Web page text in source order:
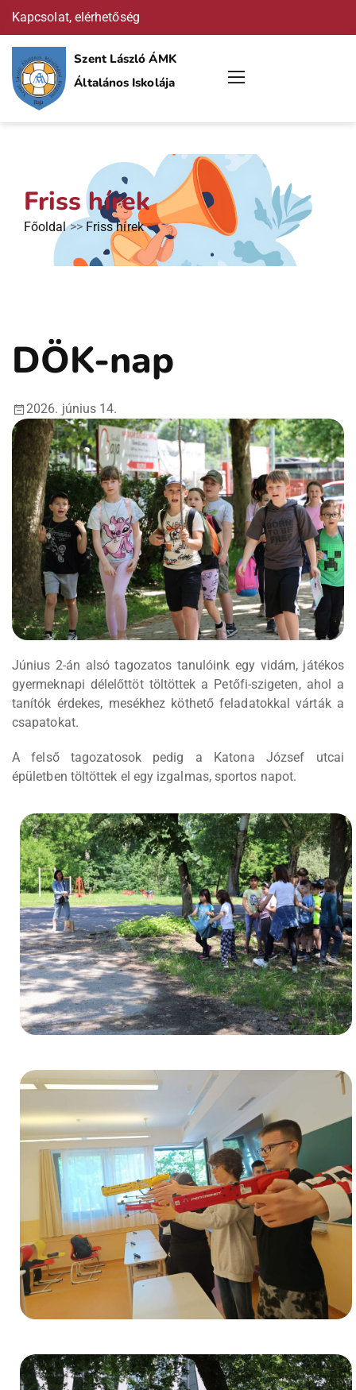
Kapcsolat, elérhetőség
Szent László ÁMK
Általános Iskolája
Friss hírek
Főoldal>> Friss hírek
DÖK-nap
2026. június 14.
Június 2-án alsó tagozatos tanulóink egy vidám, játékos
gyermeknapi délelőttöt töltöttek a Petőfi-szigeten, ahol a
tanítók érdekes, mesékhez köthető feladatokkal várták a
csapatokat.
A felső tagozatosok pedig a Katona József utcai
épületben töltöttek el egy izgalmas, sportos napot.